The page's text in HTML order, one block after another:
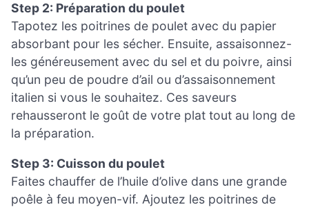
Step 2: Préparation du poulet
Tapotez les poitrines de poulet avec du papier
absorbant pour les sécher. Ensuite, assaisonnez-
les généreusement avec du sel et du poivre, ainsi
qu’un peu de poudre d’ail ou d’assaisonnement
italien si vous le souhaitez. Ces saveurs
rehausseront le goût de votre plat tout au long de
la préparation.
Step 3: Cuisson du poulet
Faites chauffer de l’huile d’olive dans une grande
poêle à feu moyen-vif. Ajoutez les poitrines de